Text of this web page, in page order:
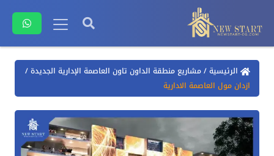
الرئيسية/مشاريع منطقة الداون تاون العاصمة الإدارية الجديدة/
ازدان مول العاصمة الادارية